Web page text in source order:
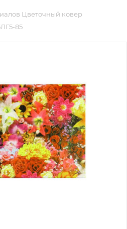
Цветочный ковер
85